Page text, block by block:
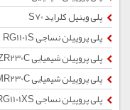
پلی وینیل کلراید S70
پلی پروپیلن نساجی RG1101S
پلی پروپیلن شیمیایی ZR230C
پلی پروپیلن شیمیایی MR230C
پلی پروپیلن نساجی RG1101XS